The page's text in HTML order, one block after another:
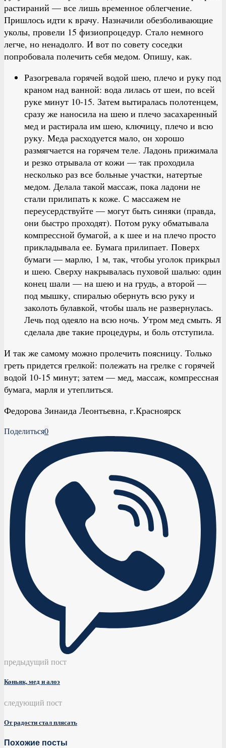
растираний — все лишь временное облегчение.
Пришлось идти к врачу. Назначили обезболивающие
уколы, провели 15 физиопроцедур. Стало немного
легче, но ненадолго. И вот по совету соседки
попробовала полечить себя медом. Опишу, как.
Разогревала горячей водой шею, плечо и руку под
краном над ванной: вода лилась от шеи, по всей
руке минут 10-15. Затем вытиралась полотенцем,
сразу же наносила на шею и плечо засахаренный
мед и растирала им шею, ключицу, плечо и всю
руку. Меда расходуется мало, он хорошо
размягчается на горячем теле. Ладонь прижимала
и резко отрывала от кожи — так проходила
несколько раз все больные участки, натертые
медом. Делала такой массаж, пока ладони не
стали прилипать к коже. С массажем не
переусердствуйте — могут быть синяки (правда,
они быстро проходят). Потом руку обматывала
компрессной бумагой, а к шее и на плечо просто
прикладывала ее. Бумага прилипает. Поверх
бумаги — марлю, 1 м, так, чтобы уголок прикрыл
и шею. Сверху накрывалась пуховой шалью: один
конец шали — на шею и на грудь, а второй —
под мышку, спиралью обернуть всю руку и
заколоть булавкой, чтобы шаль не развернулась.
Лечь под одеяло на всю ночь. Утром мед смыть. Я
сделала две такие процедуры, и боль отступила.
И так же самому можно пролечить поясницу. Только
греть придется грелкой: полежать на грелке с горячей
водой 10-15 минут; затем — мед, массаж, компрессная
бумага, марля и утеплиться.
Федорова Зинаида Леонтьевна, г.Красноярск
Поделиться0
предыдущий пост
Коньяк, мед и алоэ
следующий пост
От радости стал плясать
Похожие посты